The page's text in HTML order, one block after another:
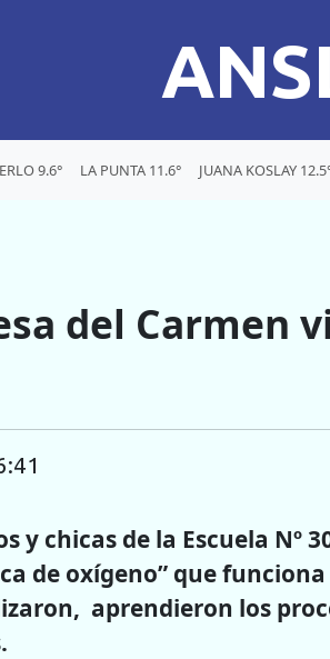
9.6° LA PUNTA 11.6° JUANA KOSLAY
del Carmen
y chicas de la Escuela Nº
de oxígeno” que
aprendieron los